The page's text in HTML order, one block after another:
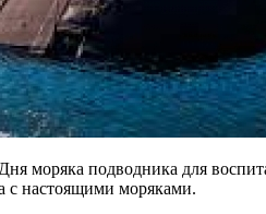
моряка подводника для
с настоящими моряками.